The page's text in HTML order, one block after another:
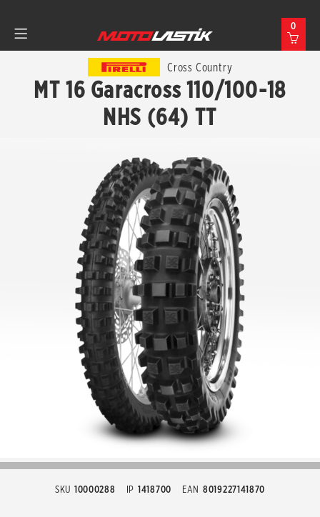
0
Cross Country
MT 16 Garacross 110/100-18
NHS (64) TT
SKU 10000288 IP 1418700 EAN 8019227141870